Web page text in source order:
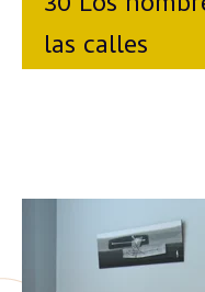
las calles